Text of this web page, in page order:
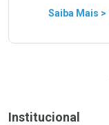
Saiba Mais >
Institucional